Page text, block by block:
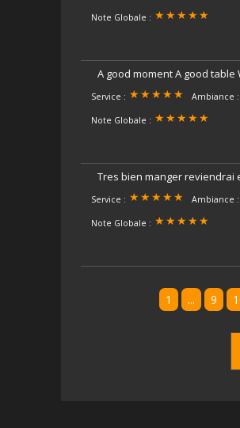
Note Globale :
A good moment A good
Service : Ambiance :
Note Globale :
Tres bien manger reviendrai
Service : Ambiance :
Note Globale :
1 ... 9